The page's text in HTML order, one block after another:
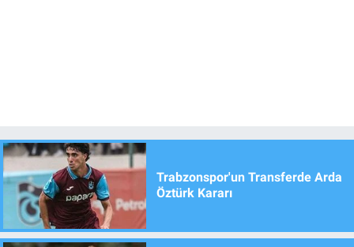
Trabzonspor'un Transferde Arda
Öztürk Kararı